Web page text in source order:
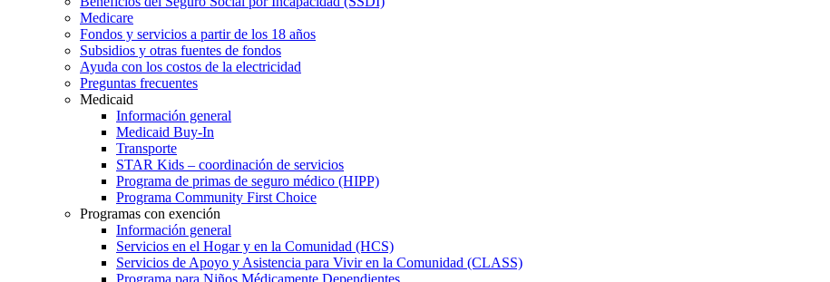
Medicare
Fondos y servicios a partir de los 18 años
Subsidios y otras fuentes de fondos
Ayuda con los costos de la electricidad
Preguntas frecuentes
Medicaid
Información general
Medicaid Buy-In
Transporte
STAR Kids – coordinación de servicios
Programa de primas de seguro médico (HIPP)
Programa Community First Choice
Programas con exención
Información general
Servicios en el Hogar y en la Comunidad (HCS)
Servicios de Apoyo y Asistencia para Vivir en la Comunidad (CLASS)
Programa para Niños Médicamente Dependientes